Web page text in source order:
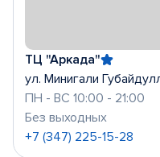
ТЦ "Аркада"
ул. Минигали
ПН - ВС 10:00 - 21:00
Без выходных
+7 (347) 225-15-28